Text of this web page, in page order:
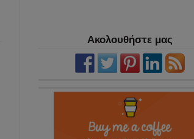
Ακολουθήστε μας